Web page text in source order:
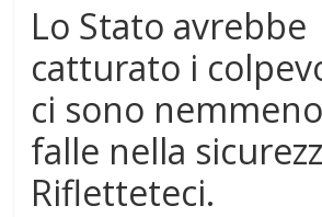
Lo Stato avrebbe
catturato i
ci sono
falle nella
Rifletteteci.